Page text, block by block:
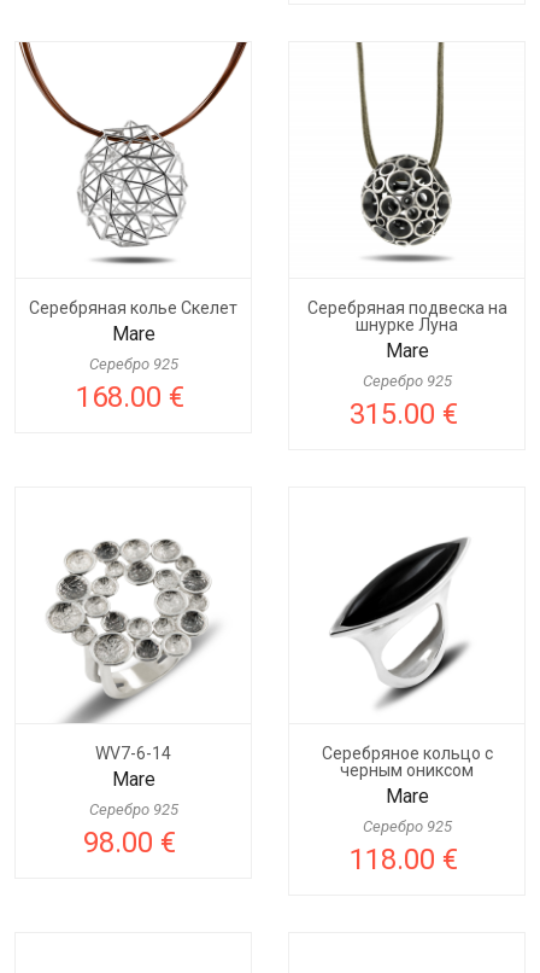
Серебряная колье Скелет
Mare
Серебро 925
168.00 €
Серебряная подвеска на
шнурке Луна
Mare
Серебро 925
315.00 €
WV7-6-14
Mare
Серебро 925
98.00 €
Серебряное кольцо с
черным ониксом
Mare
Серебро 925
118.00 €